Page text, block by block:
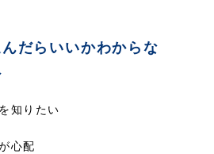
んだらいいかわからな
知りたい
心配